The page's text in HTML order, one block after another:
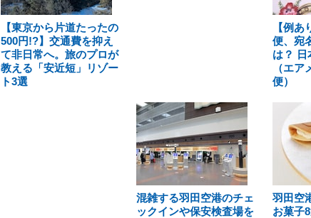
【東京から片道たったの
500円!?】交通費を抑え
て非日常へ。旅のプロが
教える「安近短」リゾー
ト3選
【例あ
便、宛
は？ 日
（エア
便）
混雑する羽田空港のチェ
ックインや保安検査場を
羽田空
お菓子